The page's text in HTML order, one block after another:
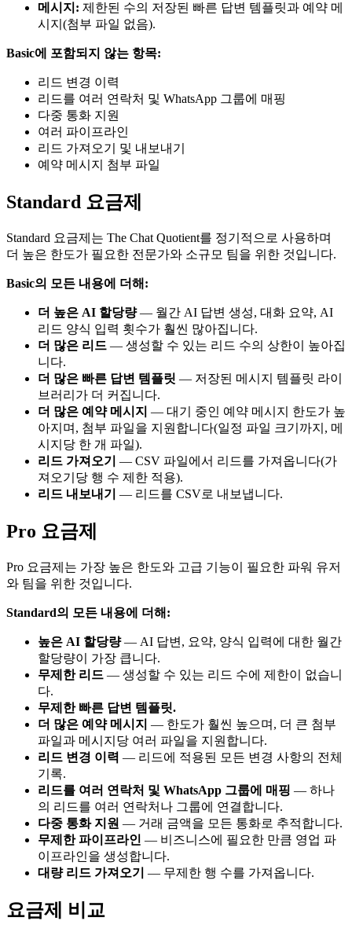
메시지: 제한된 수의 저장된 빠른 답변 템플릿과 예약 메
시지(첨부 파일 없음).
Basic에 포함되지 않는 항목:
리드 변경 이력
리드를 여러 연락처 및 WhatsApp 그룹에 매핑
다중 통화 지원
여러 파이프라인
리드 가져오기 및 내보내기
예약 메시지 첨부 파일
Standard 요금제
Standard 요금제는 The Chat Quotient를 정기적으로 사용하며
더 높은 한도가 필요한 전문가와 소규모 팀을 위한 것입니다.
Basic의 모든 내용에 더해:
더 높은 AI 할당량— 월간 AI 답변 생성, 대화 요약, AI
리드 양식 입력 횟수가 훨씬 많아집니다.
더 많은 리드 — 생성할 수 있는 리드 수의 상한이 높아집
니다.
더 많은 빠른 답변 템플릿 — 저장된 메시지 템플릿 라이
브러리가 더 커집니다.
더 많은 예약 메시지 — 대기 중인 예약 메시지 한도가 높
아지며, 첨부 파일을 지원합니다(일정 파일 크기까지, 메
시지당 한 개 파일).
리드 가져오기 — CSV 파일에서 리드를 가져옵니다(가
져오기당 행 수 제한 적용).
리드 내보내기 — 리드를 CSV로 내보냅니다.
Pro 요금제
Pro 요금제는 가장 높은 한도와 고급 기능이 필요한 파워 유저
와 팀을 위한 것입니다.
Standard의 모든 내용에 더해:
높은 AI 할당량— AI 답변, 요약, 양식 입력에 대한 월간
할당량이 가장 큽니다.
무제한 리드 — 생성할 수 있는 리드 수에 제한이 없습니
다.
무제한 빠른 답변 템플릿.
더 많은 예약 메시지 — 한도가 훨씬 높으며, 더 큰 첨부
파일과 메시지당 여러 파일을 지원합니다.
리드 변경 이력 — 리드에 적용된 모든 변경 사항의 전체
기록.
리드를 여러 연락처 및 WhatsApp 그룹에 매핑 — 하나
의 리드를 여러 연락처나 그룹에 연결합니다.
다중 통화 지원 — 거래 금액을 모든 통화로 추적합니다.
무제한 파이프라인 — 비즈니스에 필요한 만큼 영업 파
이프라인을 생성합니다.
대량 리드 가져오기 — 무제한 행 수를 가져옵니다.
요금제 비교